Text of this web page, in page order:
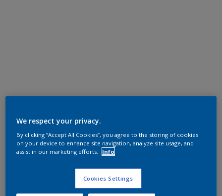
We respect your privacy.
By clicking “Accept All Cookies”, you agree to the storing of cookies
on your device to enhance site navigation, analyze site usage, and
assist in our marketing efforts.
Info
Cookies Settings